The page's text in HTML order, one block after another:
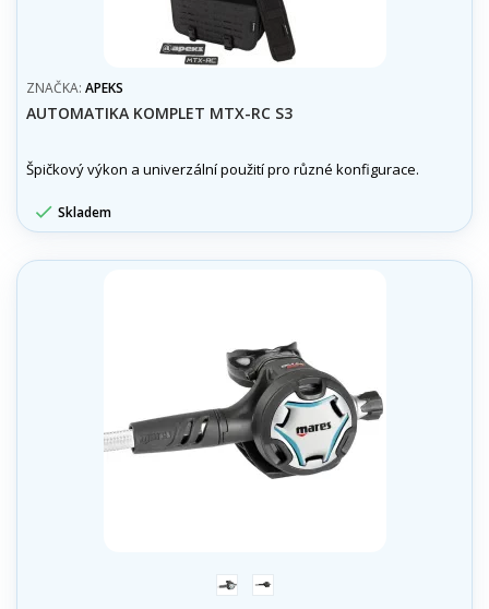
ZNAČKA: APEKS
AUTOMATIKA KOMPLET MTX-RC S3
Špičkový výkon a univerzální použití pro různé konfigurace.
 Skladem
aquačerná